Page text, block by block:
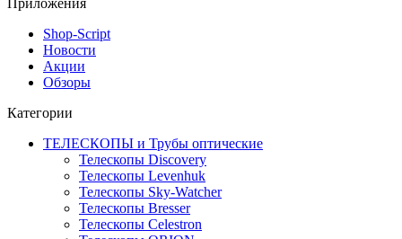
Приложения
Shop-Script
Новости
Акции
Обзоры
Категории
ТЕЛЕСКОПЫ и Трубы оптические
Телескопы Discovery
Телескопы Levenhuk
Телескопы Sky-Watcher
Телескопы Bresser
Телескопы Celestron